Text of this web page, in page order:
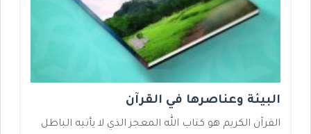
البيئة وعناصرها في القرآن
القرآن الكريم هو كتاب الله المعجز الذي لا يأتيه الباطل